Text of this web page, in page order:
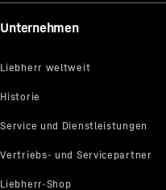
Unternehmen